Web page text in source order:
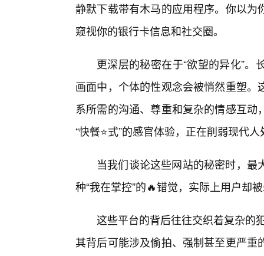
静默下载带有木马的应用程序。你以
窥视你的银行卡信息和社交圈。
更深层的秘密在于“欲望的异化”
画面中，个体的性观念会被悄然重塑
系所需的沟通、尊重和复杂的情感互
“快餐⭐式”的感官体验，正在削弱现代
当我们谈论这些网站的秘密时，
种“我在掌控”的🔥错觉，实际上用户却
这些平台的背后往往交织着复杂的
其背后可能涉及偷拍、强制甚至更严